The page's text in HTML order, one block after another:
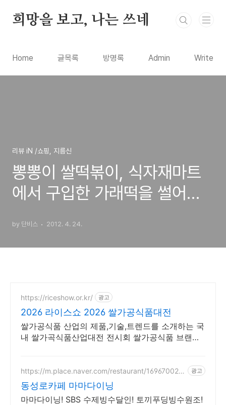
희망을 보고, 나는 쓰네
Home 글목록 방명록 Admin Write
리뷰 iN /쇼핑, 지름신
뽕뽕이 쌀떡볶이, 식자재마트
에서 구입한 가래떡을 썰어서
by 단비스 2012. 4. 24.
https://riceshow.or.kr/ 광고
2026 라이스쇼 2026 쌀가공식품대전
쌀가공식품 산업의 제품,기술,트렌드를 소개하는 국
내 쌀가곡식품산업대전 전시회 쌀가공식품 브랜드,
https://m.place.naver.com/restaurant/169670029
광고
동성로카페 마마다이닝
마마다이닝! SBS 수제빙수달인! 토끼푸딩빙수원조!